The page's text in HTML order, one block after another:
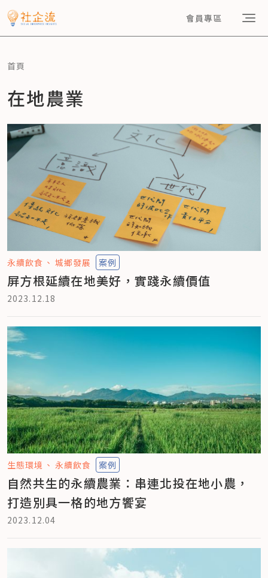
會員專區
首頁
在地農業
永續飲食 城鄉發展 案例
屏方根延續在地美好，實踐永續價值
2023.12.18
生態環境 永續飲食 案例
自然共生的永續農業：串連北投在地小農，
打造別具一格的地方饗宴
2023.12.04